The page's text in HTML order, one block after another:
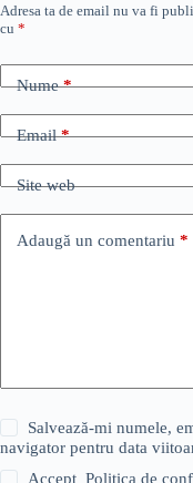
Adresa ta de email nu va fi
cu *
Nume*
Email*
Site web
Adaugă un comentariu *
Salvează-mi numele,
navigator pentru data
AcceptPolitica de